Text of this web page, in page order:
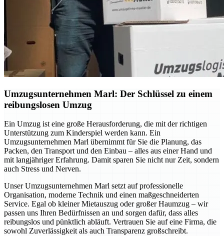
Umzugsunternehmen Marl: Der Schlüssel zu einem
reibungslosen Umzug
Ein Umzug ist eine große Herausforderung, die mit der richtigen
Unterstützung zum Kinderspiel werden kann. Ein
Umzugsunternehmen Marl übernimmt für Sie die Planung, das
Packen, den Transport und den Einbau – alles aus einer Hand und
mit langjähriger Erfahrung. Damit sparen Sie nicht nur Zeit, sondern
auch Stress und Nerven.
Unser Umzugsunternehmen Marl setzt auf professionelle
Organisation, moderne Technik und einen maßgeschneiderten
Service. Egal ob kleiner Mietauszug oder großer Haumzug – wir
passen uns Ihren Bedürfnissen an und sorgen dafür, dass alles
reibungslos und pünktlich abläuft. Vertrauen Sie auf eine Firma, die
sowohl Zuverlässigkeit als auch Transparenz großschreibt.